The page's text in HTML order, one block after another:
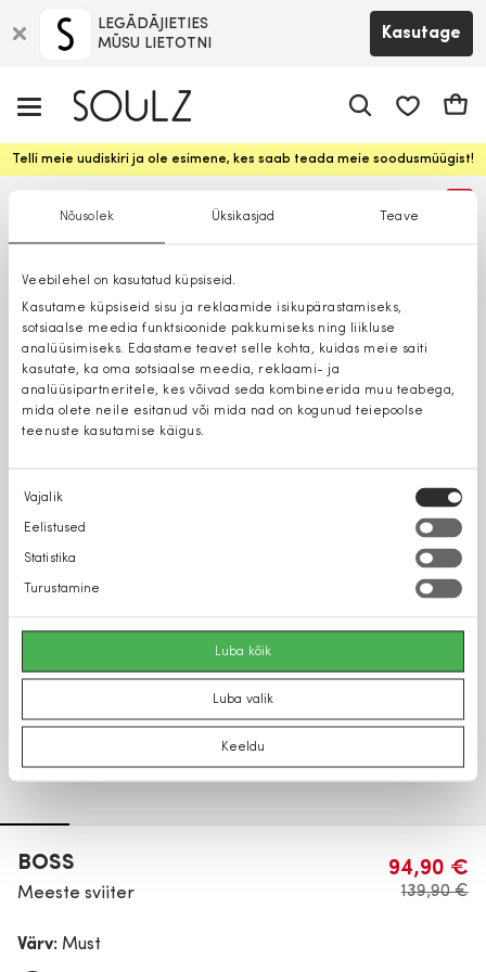
Nõusolek Üksikasjad Teave
Veebilehel on kasutatud küpsiseid.
Kasutame küpsiseid sisu ja reklaamide isikupärastamiseks,
sotsiaalse meedia funktsioonide pakkumiseks ning liikluse
analüüsimiseks. Edastame teavet selle kohta, kuidas meie saiti
kasutate, ka oma sotsiaalse meedia, reklaami- ja
analüüsipartneritele, kes võivad seda kombineerida muu teabega,
mida olete neile esitanud või mida nad on kogunud teiepoolse
teenuste kasutamise käigus.
Nõusoleku
valik
Vajalik
Eelistused
Statistika
Turustamine
Luba kõik
Luba valik
Keeldu
LEGĀDĀJIETIES
MŪSU LIETOTNI
Kasutage
Telli meie uudiskiri ja ole esimene, kes saab teada meie soodusmüügist!
BOSS
Meeste sviiter
94,90 €
139,90 €
Värv: Must